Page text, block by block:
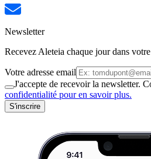
Newsletter
Recevez Aleteia chaque jour dans
Votre adresse email
J'accepte de recevoir la newsletter.
confidentialité pour en savoir plus.
S'inscrire